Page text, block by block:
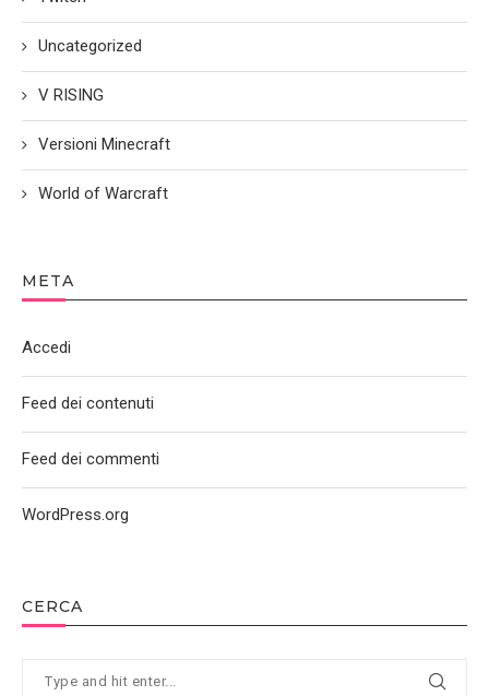
CERCA
Uncategorized
V RISING
Versioni Minecraft
World of Warcraft
META
Accedi
Feed dei contenuti
Feed dei commenti
WordPress.org